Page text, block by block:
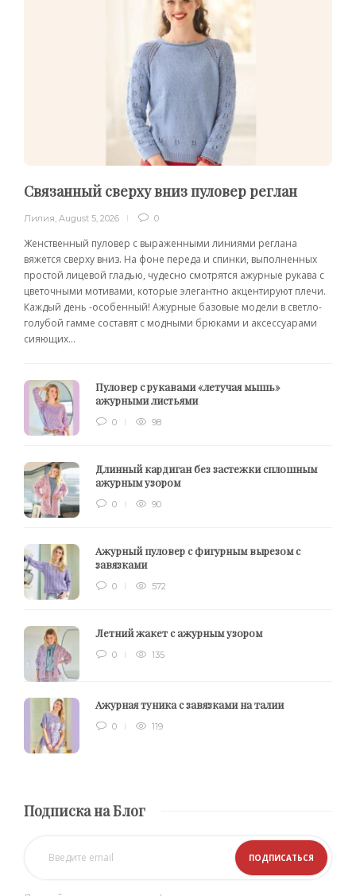
Связанный сверху вниз пуловер реглан
Лилия, August 5, 2026 0
Женственный пуловер с выраженными линиями реглана
вяжется сверху вниз. На фоне переда и спинки, выполненных
простой лицевой гладью, чудесно смотрятся ажурные рукава с
цветочными мотивами, которые элегантно акцентируют плечи.
Каждый день -особенный! Ажурные базовые модели в светло-
голубой гамме составят с модными брюками и аксессуарами
сияющих...
Пуловер с рукавами «летучая мышь»
ажурными листьями
0 98
Длинный кардиган без застежки сплошным
ажурным узором
0 90
Ажурный пуловер с фигурным вырезом с
завязками
0 572
Летний жакет с ажурным узором
0 135
Ажурная туника с завязками на талии
0 119
Подписка на Блог